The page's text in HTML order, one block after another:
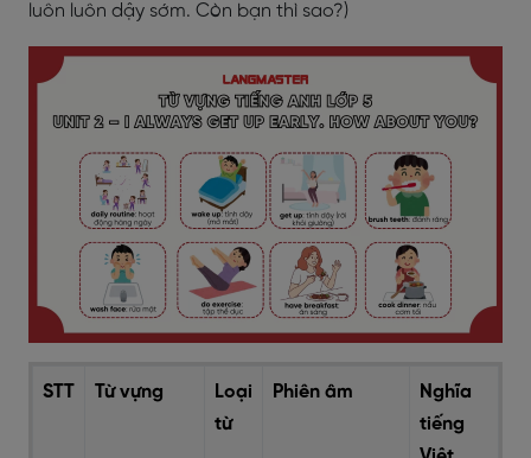
luôn luôn dậy sớm. Còn bạn thì sao?)
STT Từ vựng
Loại
từ
Phiên âm
Nghĩa
tiếng